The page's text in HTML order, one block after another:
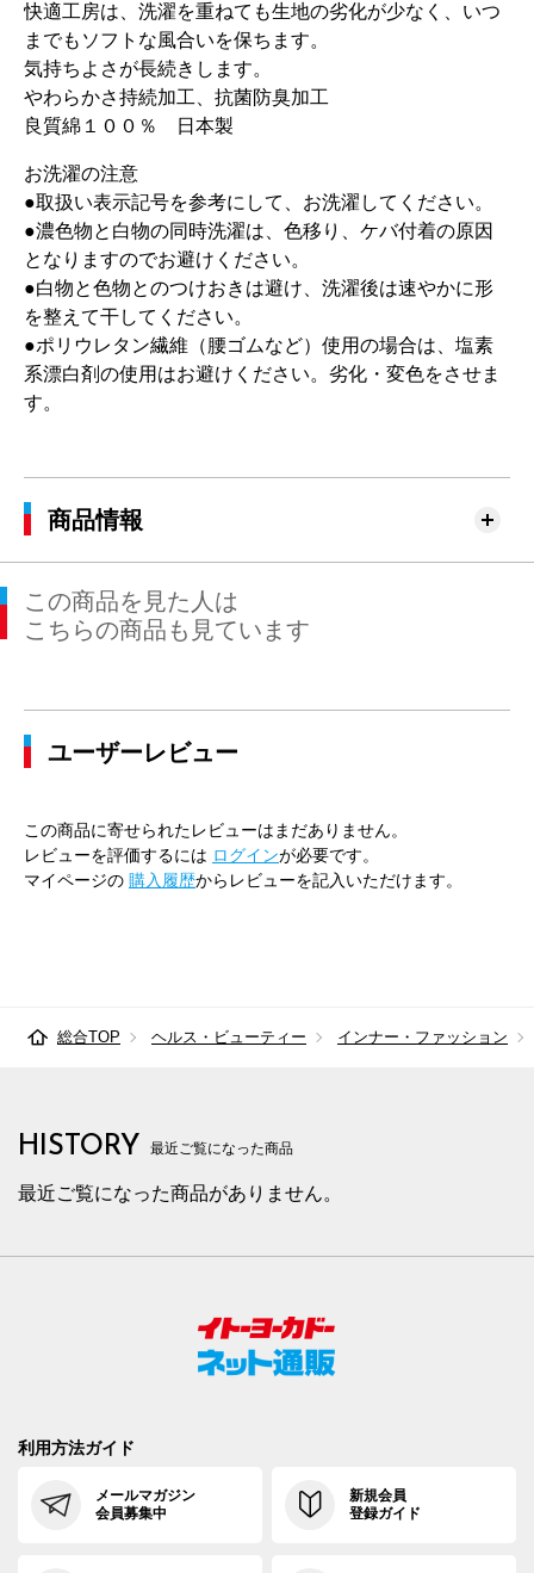
快適工房は、洗濯を重ねても生地の劣化が少なく、いつ
までもソフトな風合いを保ちます。
気持ちよさが長続きします。
やわらかさ持続加工、抗菌防臭加工
良質綿１００％ 日本製
お洗濯の注意
●取扱い表示記号を参考にして、お洗濯してください。
●濃色物と白物の同時洗濯は、色移り、ケバ付着の原因
となりますのでお避けください。
●白物と色物とのつけおきは避け、洗濯後は速やかに形
を整えて干してください。
●ポリウレタン繊維（腰ゴムなど）使用の場合は、塩素
系漂白剤の使用はお避けください。劣化・変色をさせま
す。
商品情報
この商品を見た人は
こちらの商品も見ています
ユーザーレビュー
この商品に寄せられたレビューはまだありません。
レビューを評価するには ログインが必要です。
マイページの 購入履歴からレビューを記入いただけます。
総合TOP ヘルス・ビューティー インナー・ファッション
HISTORY 最近ご覧になった商品
最近ご覧になった商品がありません。
利用方法ガイド
メールマガジン
会員募集中
新規会員
登録ガイド